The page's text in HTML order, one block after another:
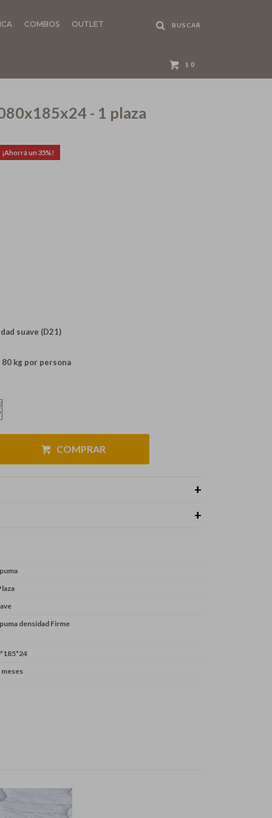
COMBOS OUTLET
$ 0
- 1 plaza
35
suave (D21)
kg por persona
COMPRAR
densidad Firme
meses